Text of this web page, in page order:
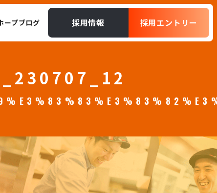
ープブログ 採用情報 採用エントリー
_230707_12